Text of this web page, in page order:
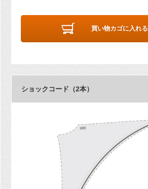
買い物カゴに入れる
ショックコード（2本）